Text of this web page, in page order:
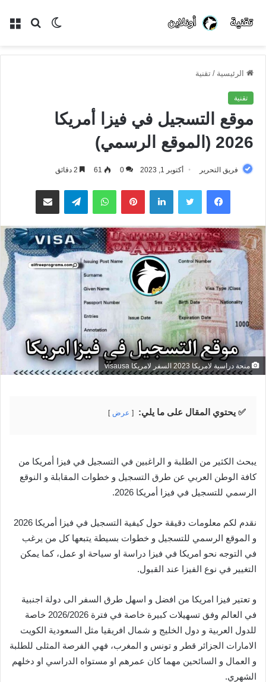
بحث الوضع
الرئيسية / تقنية
تقنية
موقع التسجيل في فيزا أمريكا
2026 (الموقع الرسمي)
فريق التحرير أكتوبر 1, 2023 0
61
فيسبوك تويتر لينكدإن بينتيريستواتساب تيلقرام مشاركة عبر البريد
منحة دراسية لامريكا 2023 السفر لامريكا visausa
✅ يحتوي المقال على ما يلي: عرض
يبحث الكثير من الطلبة و الراغبين في التسجيل في فيزا أمريكا من
كافة الوطن العربي عن طرق التسجيل و خطوات المقابلة و النوقع
الرسمي للتسجيل في فيزا أمريكا 2026.
نقدم لكم معلومات دقيقة حول كيفية التسجيل في فيزا أمريكا 2026
و الموقع الرسمي للتسجيل و خطوات بسيطة يتبعها كل من يرغب
في التوجه نحو امريكا في فيزا دراسة او سياحة او عمل، كما يمكن
التغيير في نوع الفيزا عند القبول.
و تعتير فيزا امريكا من افضل و اسهل طرق السفر الى دولة اجنبية
في العالم وفق تسهيلات كبيرة خاصة في فترة 2026/2026 خاصة
للدول العربية و دول الخليج و شمال افريقيا مثل السعودية الكويت
الامارات الجزائر قطر و تونس و المغرب، فهي الفرصة المثلى للطلبة
و العمال و السائحين مهما كان عمرهم او مستواه الدراسي او دخلهم
الشهري.